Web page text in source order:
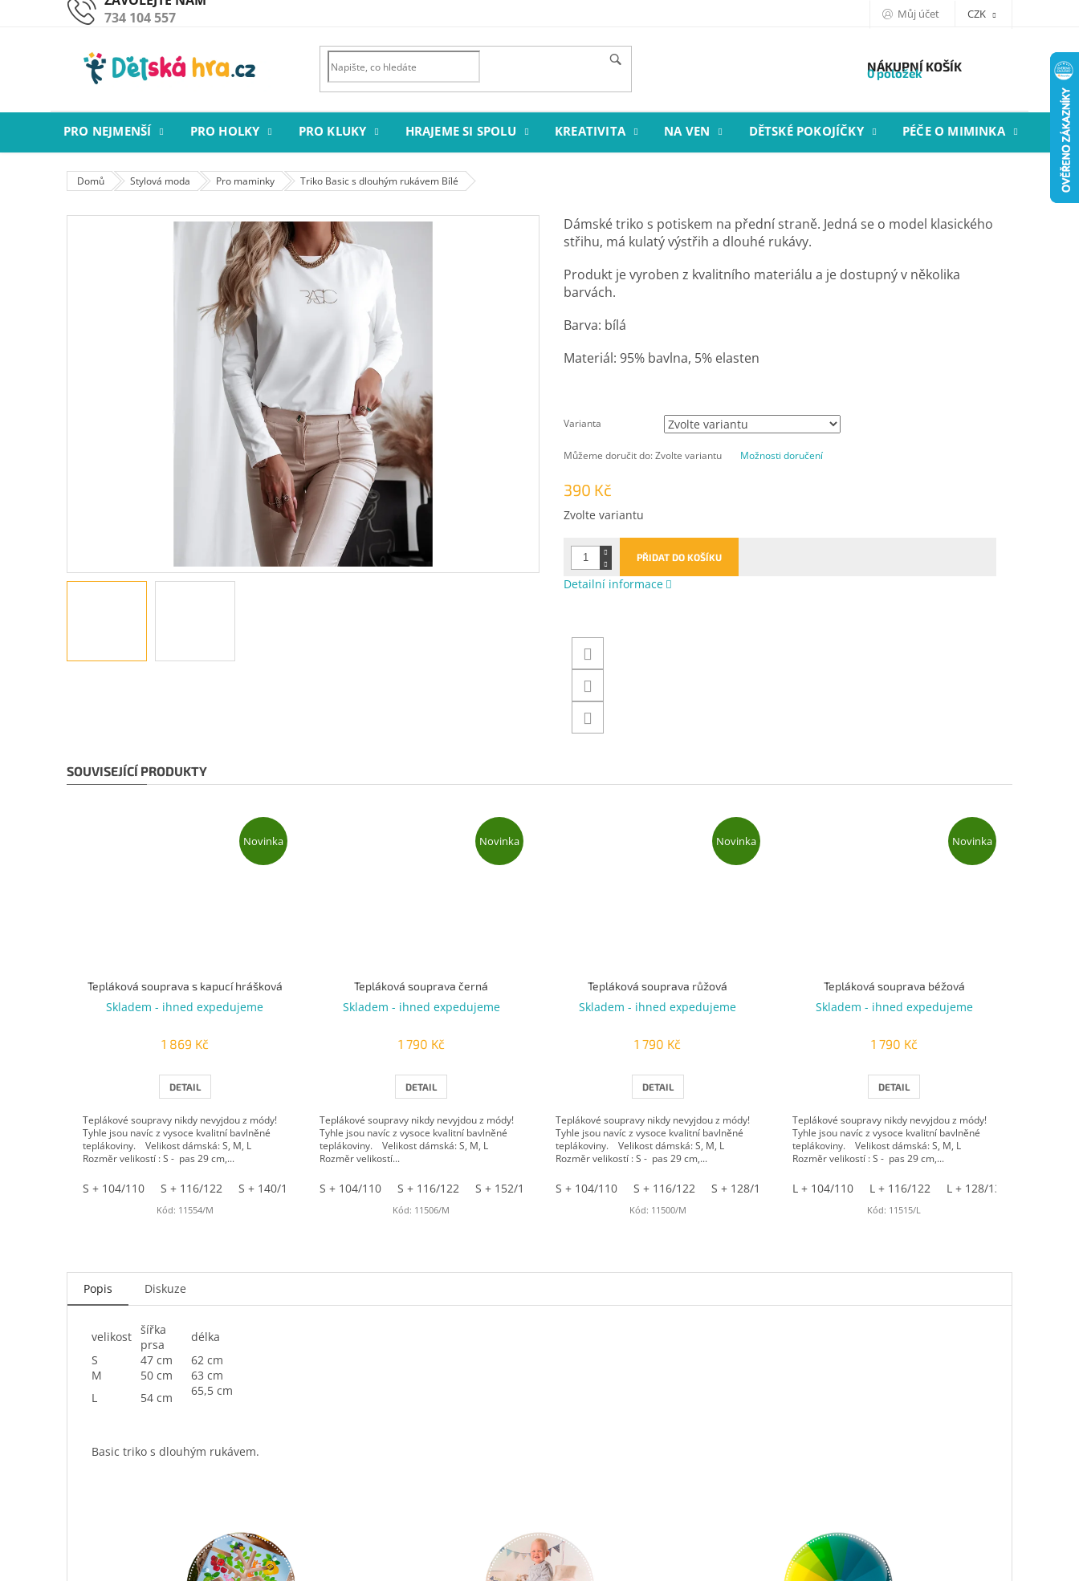
734 104 557 Můj účet CZK
NÁKUPNÍ KOŠÍK
0 položek
PRO NEJMENŠÍ PRO HOLKY PRO KLUKY HRAJEME SI SPOLU KREATIVITA NA VEN DĚTSKÉ POKOJÍČKY PÉČE O MIMINKA
Domů Stylová moda Pro maminky Triko Basic s dlouhým rukávem Bílé
390 Kč
Měrná
Zvolte variantu
Varianta
Můžeme doručit do:Zvolte variantu Možnosti doručení
PŘIDAT DO KOŠÍKU
Dámské triko s potiskem na přední straně. Jedná se o model klasického
střihu, má kulatý výstřih a dlouhé rukávy.
Produkt je vyroben z kvalitního materiálu a je dostupný v několika
barvách.
Barva: bílá
Materiál: 95% bavlna, 5% elasten
Detailní informace
SOUVISEJÍCÍ PRODUKTY
Novinka
Tepláková souprava s kapucí hrášková
Skladem - ihned expedujeme
1 869 Kč
DETAIL
Teplákové soupravy nikdy nevyjdou z módy!
Tyhle jsou navíc z vysoce kvalitní bavlněné
teplákoviny. Velikost dámská: S, M, L
Rozměr velikostí : S - pas 29 cm,...
S + 104/110 S + 116/122 S + 140/146 M + 104/110 M + 116/122 M + 140/146 L + 104/110 L + 116/122 L + 140/146
Kód: 11554/M
Novinka
Tepláková souprava černá
Skladem - ihned expedujeme
1 790 Kč
DETAIL
Teplákové soupravy nikdy nevyjdou z módy!
Tyhle jsou navíc z vysoce kvalitní bavlněné
teplákoviny. Velikost dámská: S, M, L
Rozměr velikostí...
S + 104/110 S + 116/122 S + 152/158 M + 104/110 M + 116/122 M + 152/158
Kód: 11506/M
Novinka
Tepláková souprava růžová
Skladem - ihned expedujeme
1 790 Kč
DETAIL
Teplákové soupravy nikdy nevyjdou z módy!
Tyhle jsou navíc z vysoce kvalitní bavlněné
teplákoviny. Velikost dámská: S, M, L
Rozměr velikostí : S - pas 29 cm,...
S + 104/110 S + 116/122 S + 128/134 S + 140/146 M + 104/110 M + 116/122
Kód: 11500/M
Novinka
Tepláková souprava béžová
Skladem - ihned expedujeme
1 790 Kč
DETAIL
Teplákové soupravy nikdy nevyjdou z módy!
Tyhle jsou navíc z vysoce kvalitní bavlněné
teplákoviny. Velikost dámská: S, M, L
Rozměr velikostí : S - pas 29 cm,...
L + 104/110 L + 116/122 L + 128/134
Kód: 11515/L
Popis Diskuze
velikost šířka
prsa
délka
S
47 cm
62 cm
M
50 cm
63 cm
L
54 cm 65,5 cm
Basic triko s dlouhým rukávem.